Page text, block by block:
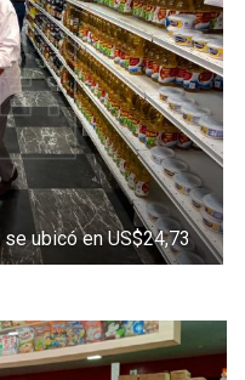
ubicó en US$24,73